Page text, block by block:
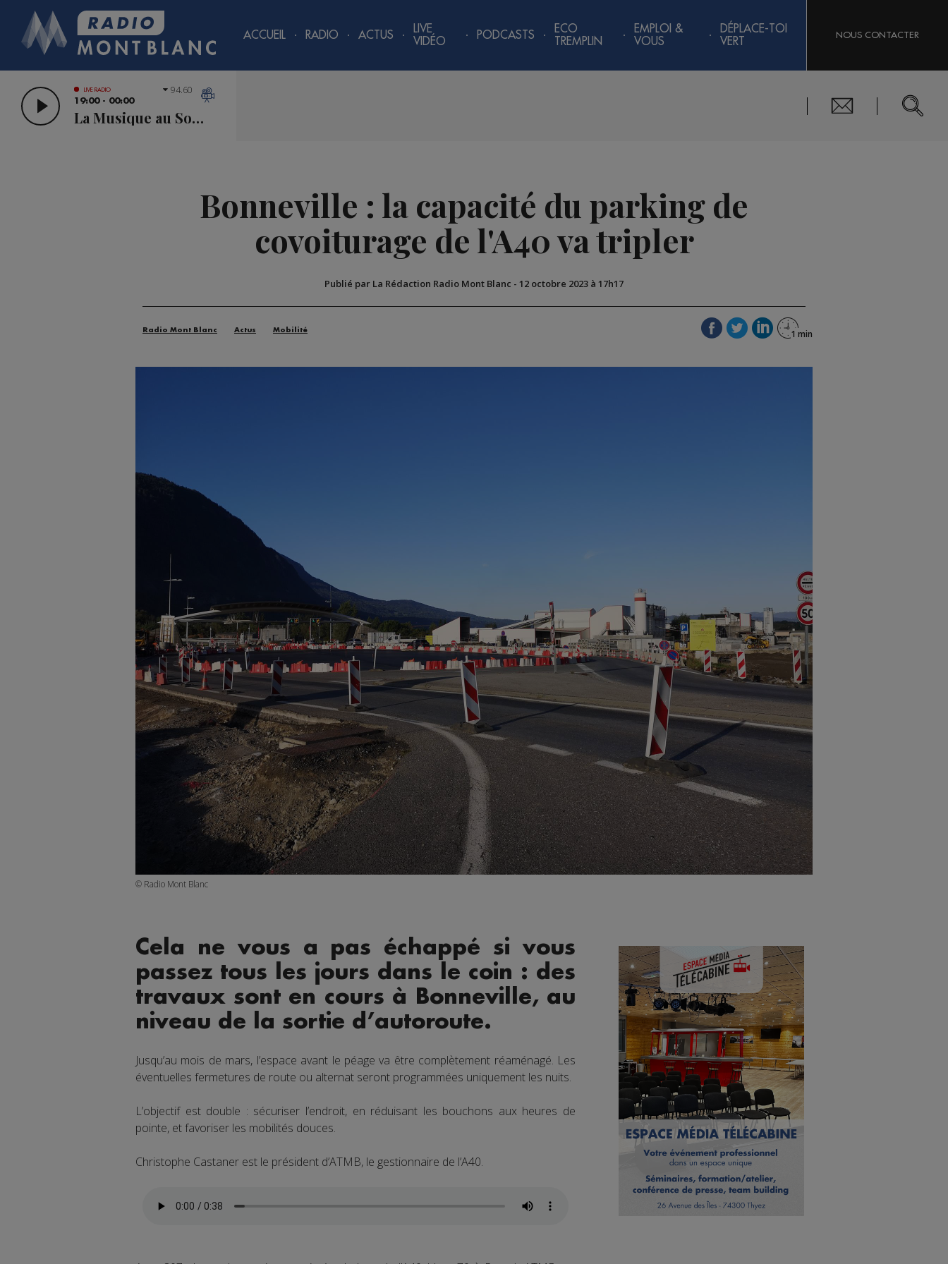
ACCUEIL RADIO ACTUS
LIVE
VIDÉO
PODCASTS
ECO
TREMPLIN
EMPLOI &
VOUS
DÉPLACE-TOI
VERT
NOUS CONTACTER
LIVE RADIO
19:00 - 00:00
La Musique au Sommet
94.60
Bonneville : la capacité du parking de
covoiturage de l'A40 va tripler
Publié par La Rédaction Radio Mont Blanc - 12 octobre 2023 à 17h17
Radio Mont Blanc Actus Mobilité
© Radio Mont Blanc
Cela ne vous a pas échappé si vous
passez tous les jours dans le coin : des
travaux sont en cours à Bonneville, au
niveau de la sortie d’autoroute.
Jusqu’au mois de mars, l’espace avant le péage va être complètement réaménagé. Les
éventuelles fermetures de route ou alternat seront programmées uniquement les nuits.
L’objectif est double : sécuriser l’endroit, en réduisant les bouchons aux heures de
pointe, et favoriser les mobilités douces.
Christophe Castaner est le président d’ATMB, le gestionnaire de l’A40.